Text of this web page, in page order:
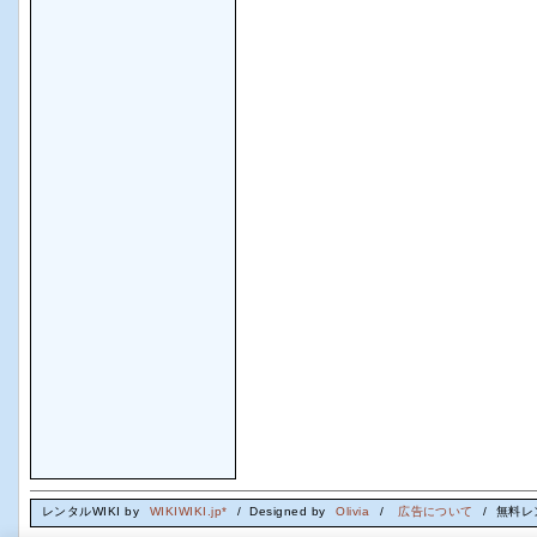
レンタルWIKI by WIKIWIKI.jp* / Designed by Olivia / 広告について / 無料レ